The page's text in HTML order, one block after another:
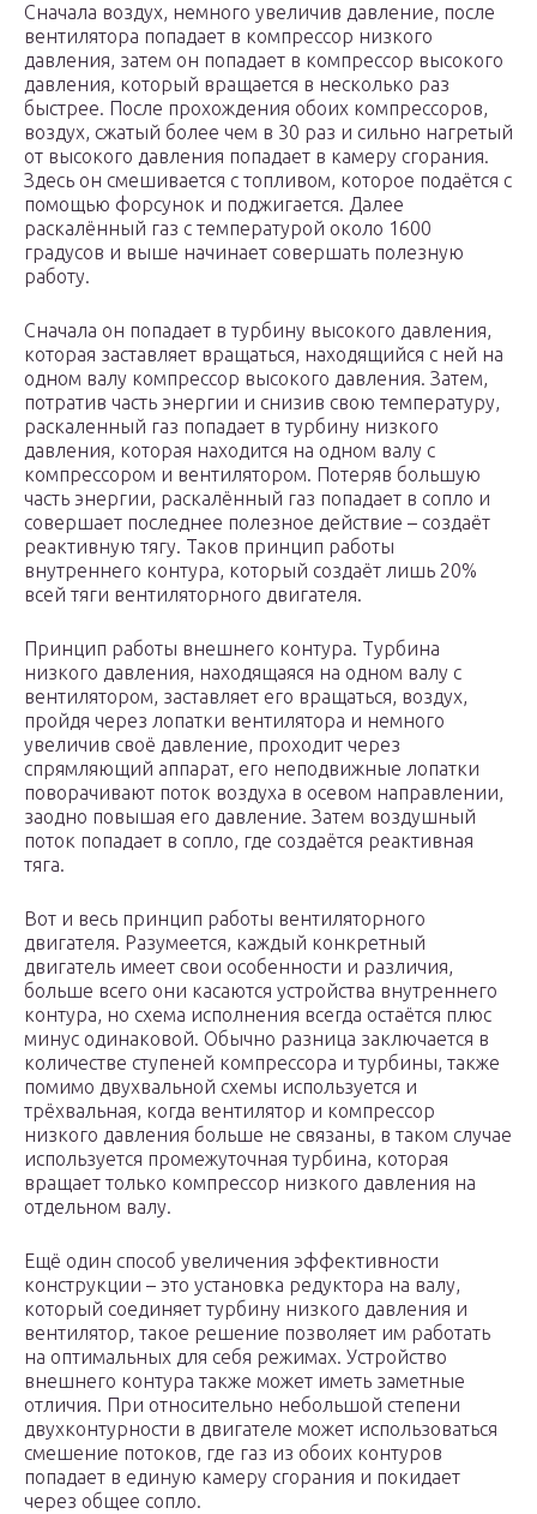
Сначала воздух, немного увеличив давление, после
вентилятора попадает в компрессор низкого
давления, затем он попадает в компрессор высокого
давления, который вращается в несколько раз
быстрее. После прохождения обоих компрессоров,
воздух, сжатый более чем в 30 раз и сильно нагретый
от высокого давления попадает в камеру сгорания.
Здесь он смешивается с топливом, которое подаётся с
помощью форсунок и поджигается. Далее
раскалённый газ с температурой около 1600
градусов и выше начинает совершать полезную
работу.
Сначала он попадает в турбину высокого давления,
которая заставляет вращаться, находящийся с ней на
одном валу компрессор высокого давления. Затем,
потратив часть энергии и снизив свою температуру,
раскаленный газ попадает в турбину низкого
давления, которая находится на одном валу с
компрессором и вентилятором. Потеряв большую
часть энергии, раскалённый газ попадает в сопло и
совершает последнее полезное действие – создаёт
реактивную тягу. Таков принцип работы
внутреннего контура, который создаёт лишь 20%
всей тяги вентиляторного двигателя.
Принцип работы внешнего контура. Турбина
низкого давления, находящаяся на одном валу с
вентилятором, заставляет его вращаться, воздух,
пройдя через лопатки вентилятора и немного
увеличив своё давление, проходит через
спрямляющий аппарат, его неподвижные лопатки
поворачивают поток воздуха в осевом направлении,
заодно повышая его давление. Затем воздушный
поток попадает в сопло, где создаётся реактивная
тяга.
Вот и весь принцип работы вентиляторного
двигателя. Разумеется, каждый конкретный
двигатель имеет свои особенности и различия,
больше всего они касаются устройства внутреннего
контура, но схема исполнения всегда остаётся плюс
минус одинаковой. Обычно разница заключается в
количестве ступеней компрессора и турбины, также
помимо двухвальной схемы используется и
трёхвальная, когда вентилятор и компрессор
низкого давления больше не связаны, в таком случае
используется промежуточная турбина, которая
вращает только компрессор низкого давления на
отдельном валу.
Ещё один способ увеличения эффективности
конструкции – это установка редуктора на валу,
который соединяет турбину низкого давления и
вентилятор, такое решение позволяет им работать
на оптимальных для себя режимах. Устройство
внешнего контура также может иметь заметные
отличия. При относительно небольшой степени
двухконтурности в двигателе может использоваться
смешение потоков, где газ из обоих контуров
попадает в единую камеру сгорания и покидает
через общее сопло.